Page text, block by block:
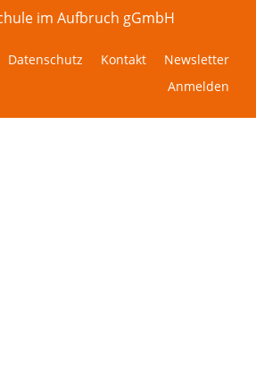
im Aufbruch gGmbH
Datenschutz Kontakt
Newsletter
Anmelden